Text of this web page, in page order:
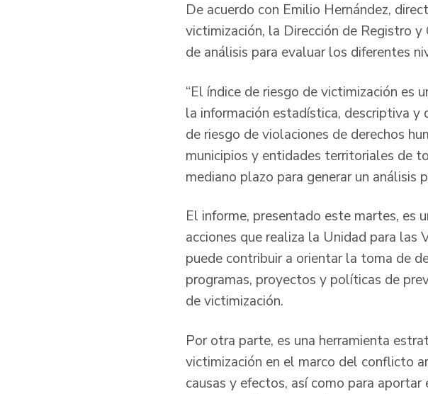
De acuerdo con Emilio Hernández,
victimización, la Dirección de Registro
de análisis para evaluar los diferentes
“El índice de riesgo de victimización es
la información estadística, descriptiva
de riesgo de violaciones de derechos
municipios y entidades territoriales de
mediano plazo para generar un análisis
El informe, presentado este martes, es
acciones que realiza la Unidad para
puede contribuir a orientar la toma de
programas, proyectos y políticas de
de victimización.
Por otra parte, es una herramienta
victimización en el marco del conflicto
causas y efectos, así como para